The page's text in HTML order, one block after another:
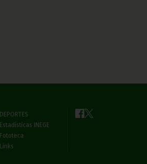
DEPORTES
Estadísticas INEGE
Fototeca
Links